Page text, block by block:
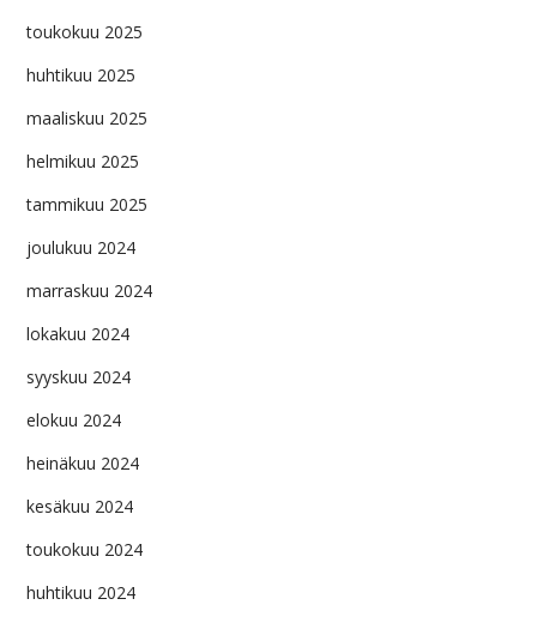
toukokuu 2025
huhtikuu 2025
maaliskuu 2025
helmikuu 2025
tammikuu 2025
joulukuu 2024
marraskuu 2024
lokakuu 2024
syyskuu 2024
elokuu 2024
heinäkuu 2024
kesäkuu 2024
toukokuu 2024
huhtikuu 2024